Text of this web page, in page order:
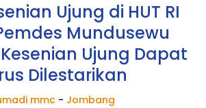
Ujung di HUT RI
Mundusewu
Ujung Dapat
Dilestarikan
mmc - Jombang